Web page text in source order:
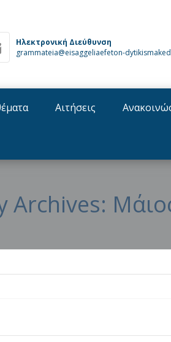
Ηλεκτρονική Διεύθυνση
grammateia@eisaggeliaefeton-
Αιτήσεις
Archives: